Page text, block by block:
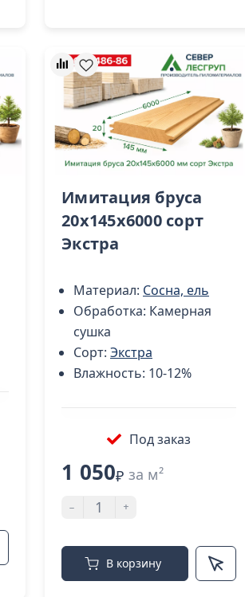
Имитация бруса
20x145x6000 сорт
Экстра
Материал: Сосна, ель
Обработка: Камерная
сушка
Сорт: Экстра
Влажность: 10-12%
Под заказ
1 050₽ за м²
- +
В корзину